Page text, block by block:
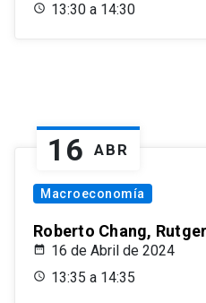
13:30 a 14:30
16 ABR
Macroeconomía
Roberto Chang,
16 de Abril de 2024
13:35 a 14:35